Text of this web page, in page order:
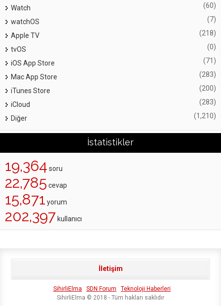
Watch (60)
watchOS (7)
Apple TV (218)
tvOS (0)
iOS App Store (71)
Mac App Store (283)
iTunes Store (200)
iCloud (283)
Diğer (1,210)
İstatistikler
19,364 soru
22,785 cevap
15,871 yorum
202,397 kullanıcı
İletişim
SihirliElma SDN Forum
Teknoloji Haberleri
SihirliElma © 2018 - Tüm hakları saklıdır